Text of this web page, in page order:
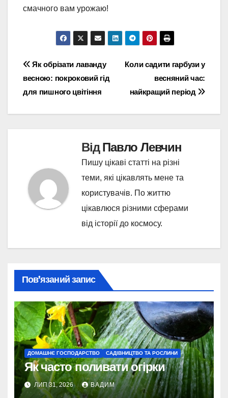
смачного вам урожаю!
Навігація
записів
Коли садити гарбузи у
весняний час:
найкращий період
Як обрізати лаванду
весною: покроковий гід
для пишного цвітіння
ВідПавло Левчин
Пишу цікаві статті на різні
теми, які цікавлять мене та
користувачів. По життю
цікавлюся різними сферами
від історії до космосу.
Пов’язаний запис
ДОМАШНЄ ГОСПОДАРСТВО САДІВНИЦТВО ТА РОСЛИНИ
Як часто поливати огірки
ЛИП 31, 2026 ВАДИМ